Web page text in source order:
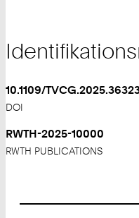
10.1109/
DOI
RWTH-2025-10000
RWTH PUBLICATIONS